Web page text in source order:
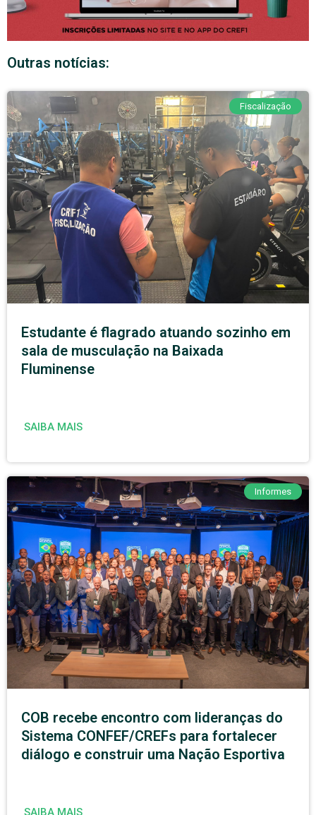
Outras notícias:
Fiscalização
Estudante é flagrado atuando sozinho em
sala de musculação na Baixada
Fluminense
SAIBA MAIS
Informes
COB recebe encontro com lideranças do
Sistema CONFEF/CREFs para fortalecer
diálogo e construir uma Nação Esportiva
SAIBA MAIS